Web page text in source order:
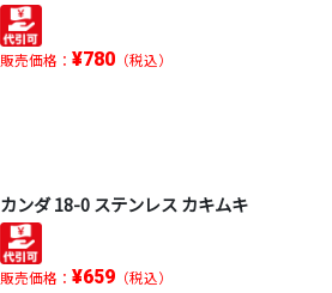
販売価格： ¥780（税込）
カンダ 18-0 ステンレス カキムキ
販売価格： ¥659（税込）